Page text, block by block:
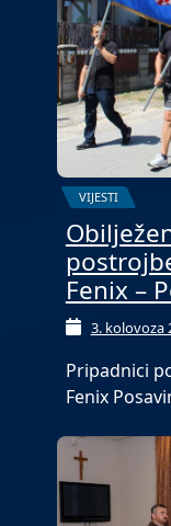
VIJESTI
Fenix –
3. kolovoza
Pripadnici
Fenix